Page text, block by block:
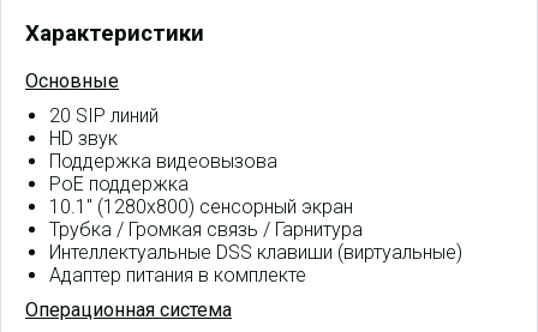
Характеристики
Основные
20 SIP линий
HD звук
Поддержка видеовызова
PoE поддержка
10.1" (1280x800) сенсорный экран
Трубка / Громкая связь / Гарнитура
Интеллектуальные DSS клавиши (виртуальные)
Адаптер питания в комплекте
Операционная система